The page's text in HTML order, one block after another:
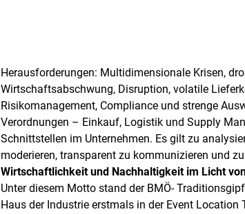
Herausforderungen: Multidimensionale Krisen,
Wirtschaftsabschwung, Disruption, volatile
Risikomanagement, Compliance und strenge
Verordnungen – Einkauf, Logistik und Supply
Schnittstellen im Unternehmen. Es gilt zu
moderieren, transparent zu kommunizieren und
Wirtschaftlichkeit und Nachhaltigkeit im Licht
Unter diesem Motto stand der BMÖ-
Haus der Industrie erstmals in der Event